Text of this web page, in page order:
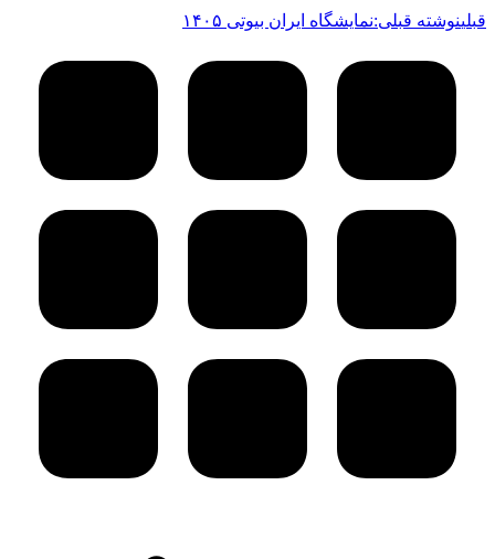
قبلینوشته قبلی:نمایشگاه ایران بیوتی ۱۴۰۵